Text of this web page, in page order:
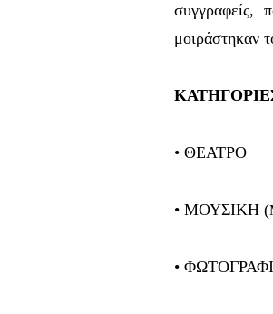
συγγραφείς,
μοιράστηκαν
• ΘΕΑΤΡΟ
• ΜΟΥΣΙΚΗ (
•